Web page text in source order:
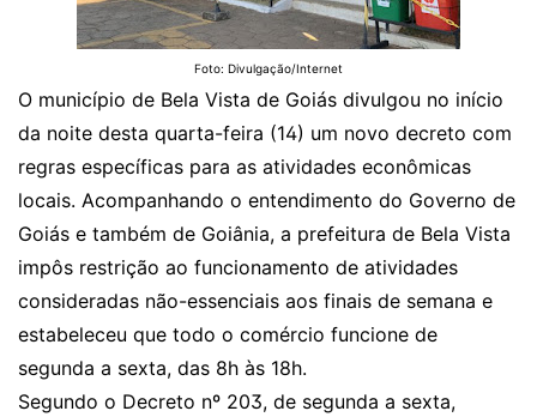
Foto: Divulgação/Internet
O município de Bela Vista de Goiás divulgou no início
da noite desta quarta-feira (14) um novo decreto com
regras específicas para as atividades econômicas
locais. Acompanhando o entendimento do Governo de
Goiás e também de Goiânia, a prefeitura de Bela Vista
impôs restrição ao funcionamento de atividades
consideradas não-essenciais aos finais de semana e
estabeleceu que todo o comércio funcione de
segunda a sexta, das 8h às 18h.
Segundo o Decreto nº 203, de segunda a sexta,